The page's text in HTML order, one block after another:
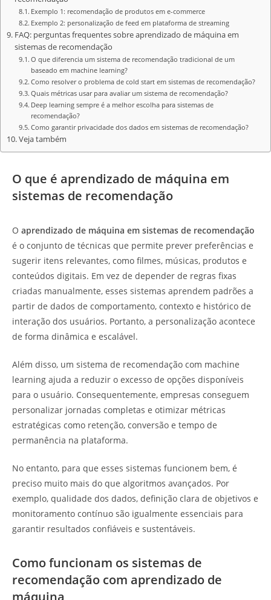
Exemplo 1: recomendação de produtos em e-commerce
Exemplo 2: personalização de feed em plataforma de streaming
FAQ: perguntas frequentes sobre aprendizado de máquina em
sistemas de recomendação
O que diferencia um sistema de recomendação tradicional de um
baseado em machine learning?
Como resolver o problema de cold start em sistemas de recomendação?
Quais métricas usar para avaliar um sistema de recomendação?
Deep learning sempre é a melhor escolha para sistemas de
recomendação?
Como garantir privacidade dos dados em sistemas de recomendação?
Veja também
O que é aprendizado de máquina em
sistemas de recomendação
O aprendizado de máquina em sistemas de recomendação
é o conjunto de técnicas que permite prever preferências e
sugerir itens relevantes, como filmes, músicas, produtos e
conteúdos digitais. Em vez de depender de regras fixas
criadas manualmente, esses sistemas aprendem padrões a
partir de dados de comportamento, contexto e histórico de
interação dos usuários. Portanto, a personalização acontece
de forma dinâmica e escalável.
Além disso, um sistema de recomendação com machine
learning ajuda a reduzir o excesso de opções disponíveis
para o usuário. Consequentemente, empresas conseguem
personalizar jornadas completas e otimizar métricas
estratégicas como retenção, conversão e tempo de
permanência na plataforma.
No entanto, para que esses sistemas funcionem bem, é
preciso muito mais do que algoritmos avançados. Por
exemplo, qualidade dos dados, definição clara de objetivos e
monitoramento contínuo são igualmente essenciais para
garantir resultados confiáveis e sustentáveis.
Como funcionam os sistemas de
recomendação com aprendizado de